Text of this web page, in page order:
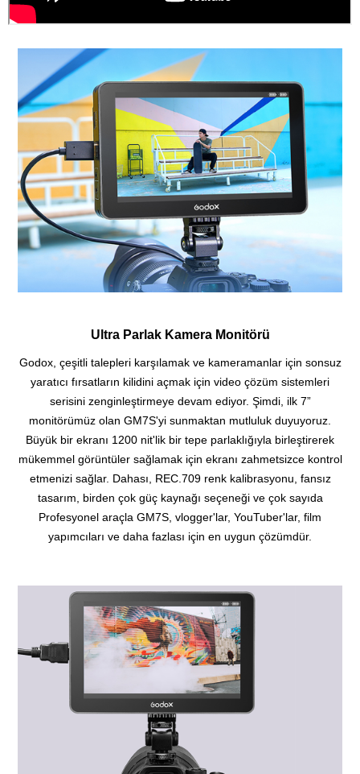
Ultra Parlak Kamera Monitörü
Godox, çeşitli talepleri karşılamak ve kameramanlar için sonsuz
yaratıcı fırsatların kilidini açmak için video çözüm sistemleri
serisini zenginleştirmeye devam ediyor. Şimdi, ilk 7”
monitörümüz olan GM7S'yi sunmaktan mutluluk duyuyoruz.
Büyük bir ekranı 1200 nit'lik bir tepe parlaklığıyla birleştirerek
mükemmel görüntüler sağlamak için ekranı zahmetsizce kontrol
etmenizi sağlar. Dahası, REC.709 renk kalibrasyonu, fansız
tasarım, birden çok güç kaynağı seçeneği ve çok sayıda
Profesyonel araçla GM7S, vlogger'lar, YouTuber'lar, film
yapımcıları ve daha fazlası için en uygun çözümdür.